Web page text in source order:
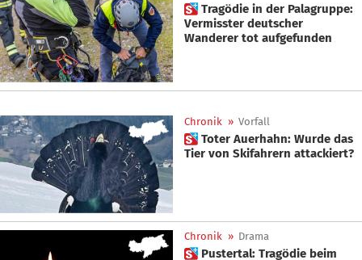
 Tragödie in der Palagruppe:
Vermisster deutscher
Wanderer tot aufgefunden
Chronik » Vorfall
 Toter Auerhahn: Wurde das
Tier von Skifahrern attackiert?
Chronik » Drama
 Pustertal: Tragödie beim